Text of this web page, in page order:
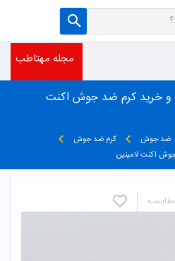
مجله مهتاطب
خرید کرم ضد جوش اکنت
ضد جوش
کرم ضد جوش
اکنت لامینین
مقایسـه